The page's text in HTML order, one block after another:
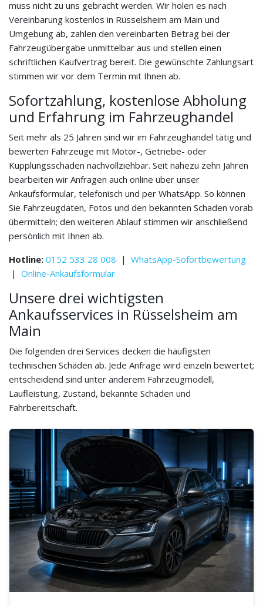
muss nicht zu uns gebracht werden. Wir holen es nach
Vereinbarung kostenlos in Rüsselsheim am Main und
Umgebung ab, zahlen den vereinbarten Betrag bei der
Fahrzeugübergabe unmittelbar aus und stellen einen
schriftlichen Kaufvertrag bereit. Die gewünschte Zahlungsart
stimmen wir vor dem Termin mit Ihnen ab.
Sofortzahlung, kostenlose Abholung
und Erfahrung im Fahrzeughandel
Seit mehr als 25 Jahren sind wir im Fahrzeughandel tätig und
bewerten Fahrzeuge mit Motor-, Getriebe- oder
Kupplungsschaden nachvollziehbar. Seit nahezu zehn Jahren
bearbeiten wir Anfragen auch online über unser
Ankaufsformular, telefonisch und per WhatsApp. So können
Sie Fahrzeugdaten, Fotos und den bekannten Schaden vorab
übermitteln; den weiteren Ablauf stimmen wir anschließend
persönlich mit Ihnen ab.
Hotline: 0152 533 28 008 | WhatsApp-Sofortbewertung
| Online-Ankaufsformular
Unsere drei wichtigsten
Ankaufsservices in Rüsselsheim am
Main
Die folgenden drei Services decken die häufigsten
technischen Schäden ab. Jede Anfrage wird einzeln bewertet;
entscheidend sind unter anderem Fahrzeugmodell,
Laufleistung, Zustand, bekannte Schäden und
Fahrbereitschaft.